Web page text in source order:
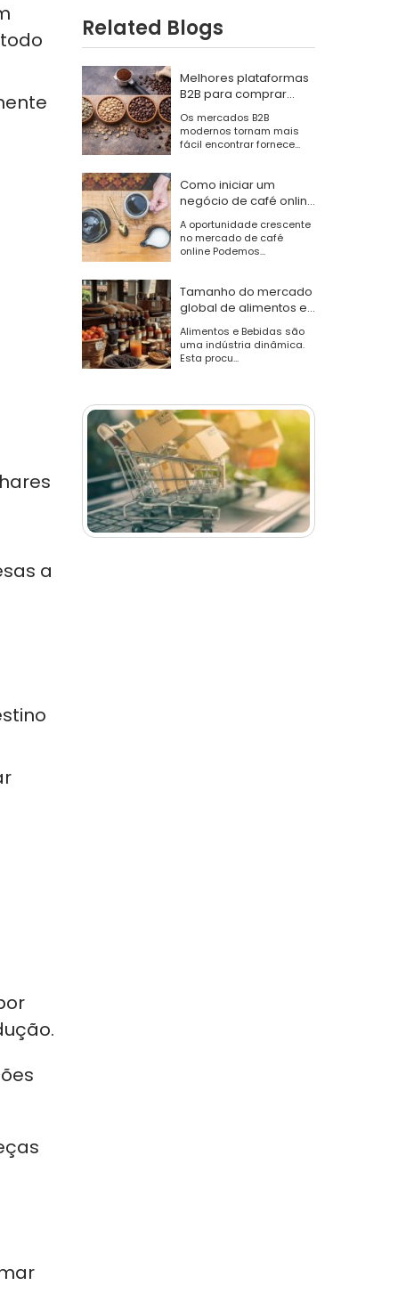
a
Related Blogs
Melhores plataformas
B2B para comprar
atacado
Os mercados B2B
modernos tornam mais
fácil encontrar fornece...
Como iniciar um
negócio de café online
A oportunidade crescente
no mercado de café
online Podemos...
Tamanho do mercado
global de alimentos e
análise da indústria
Alimentos e Bebidas são
uma indústria dinâmica.
Esta procu...